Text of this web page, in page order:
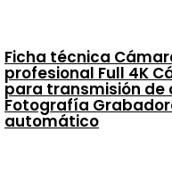
Ficha técnica
profesional Full 4K
para transmisión
Fotografía
automático